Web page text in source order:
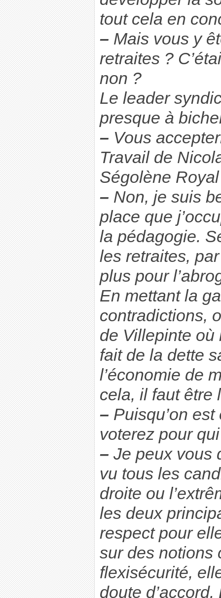
tout cela en
– Mais vous y
retraites ?
non ?
Le leader
presque à
– Vous
Travail de
Ségolène
– Non, je suis
place que
la pédagogie.
les retraites,
plus pour
En mettant la
contradictions,
de Villepinte où
fait de la dette
l’économie de
cela, il faut être
– Puisqu’on
voterez pour
– Je peux vous
vu tous les
droite ou
les deux
respect pour
sur des notions
flexisécurité,
doute d’accord.